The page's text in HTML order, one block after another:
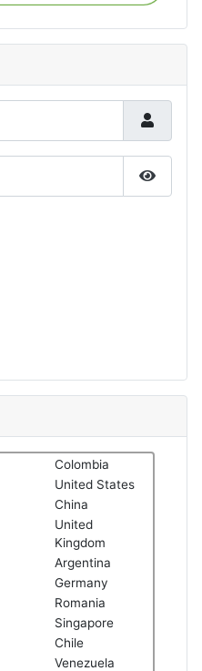
Colombia
United States
China
United
Kingdom
Argentina
Germany
Romania
Singapore
Chile
Venezuela